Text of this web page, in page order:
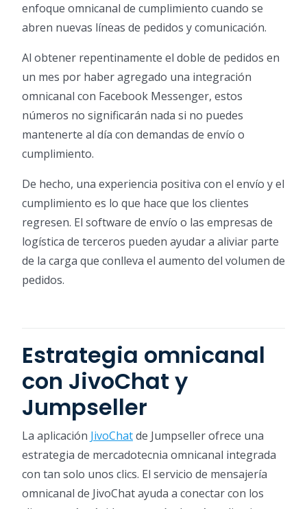
enfoque omnicanal de cumplimiento cuando se
abren nuevas líneas de pedidos y comunicación.
Al obtener repentinamente el doble de pedidos en
un mes por haber agregado una integración
omnicanal con Facebook Messenger, estos
números no significarán nada si no puedes
mantenerte al día con demandas de envío o
cumplimiento.
De hecho, una experiencia positiva con el envío y el
cumplimiento es lo que hace que los clientes
regresen. El software de envío o las empresas de
logística de terceros pueden ayudar a aliviar parte
de la carga que conlleva el aumento del volumen de
pedidos.
Estrategia omnicanal
con JivoChat y
Jumpseller
La aplicación JivoChatde Jumpseller ofrece una
estrategia de mercadotecnia omnicanal integrada
con tan solo unos clics. El servicio de mensajería
omnicanal de JivoChat ayuda a conectar con los